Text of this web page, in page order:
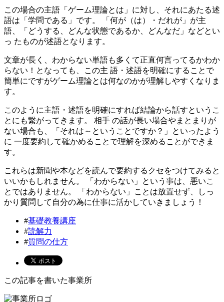
この場合の主語「ゲーム理論とは」に対し、それにあたる述
語は「学問である」です。 「何が（は）・だれが」が主
語、「どうする、どんな状態であるか、どんなだ」などとい
っ たものが述語となります。
文章が長く、わからない単語も多くて正直何言ってるかわか
らない！となっても、この主 語・述語を明確にすることで
簡単にですがゲーム理論とは何なのかが理解しやすくなりま
す。
このように主語・述語を明確にすれば結論から話すというこ
とにも繋がってきます。 相手 の話が長い場合やまとまりが
ない場合も、「それは～ということですか？」といったよう
に 一度要約して確かめることで理解を深めることができま
す。
これらは新聞や本などを読んで要約するクセをつけてみると
いいかもしれません。 「わからない」という事は、悪いこ
とではありません。 「わからない」ことは放置せず、しっ
かり質問して自分の為に仕事に活かしていきましょう！
#基礎教養講座
#読解力
#質問の仕方
この記事を書いた事業所